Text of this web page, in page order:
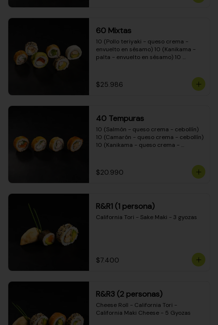
(Pimentón - queso crema - cebollín -
envuelto en masa tempura)
60 Mixtas
10 (Pollo teriyaki - queso crema -
envuelto en sésamo) 10 (Kanikama -
palta - envuelto en sésamo) 10
envuelto en queso crema) 10
(Camarón - queso crema - cebollín -
$25.986
40 Tempuras
10 (Salmón - queso crema - cebollín)
10 (Camarón - queso crema - cebollín)
10 (Kanikama - queso crema -
$20.990
R&R1 (1 persona)
California Tori - Sake Maki - 3 gyozas
$7.400
R&R3 (2 personas)
Cheese Roll - California Tori -
California Maki Cheese - 5 Gyozas